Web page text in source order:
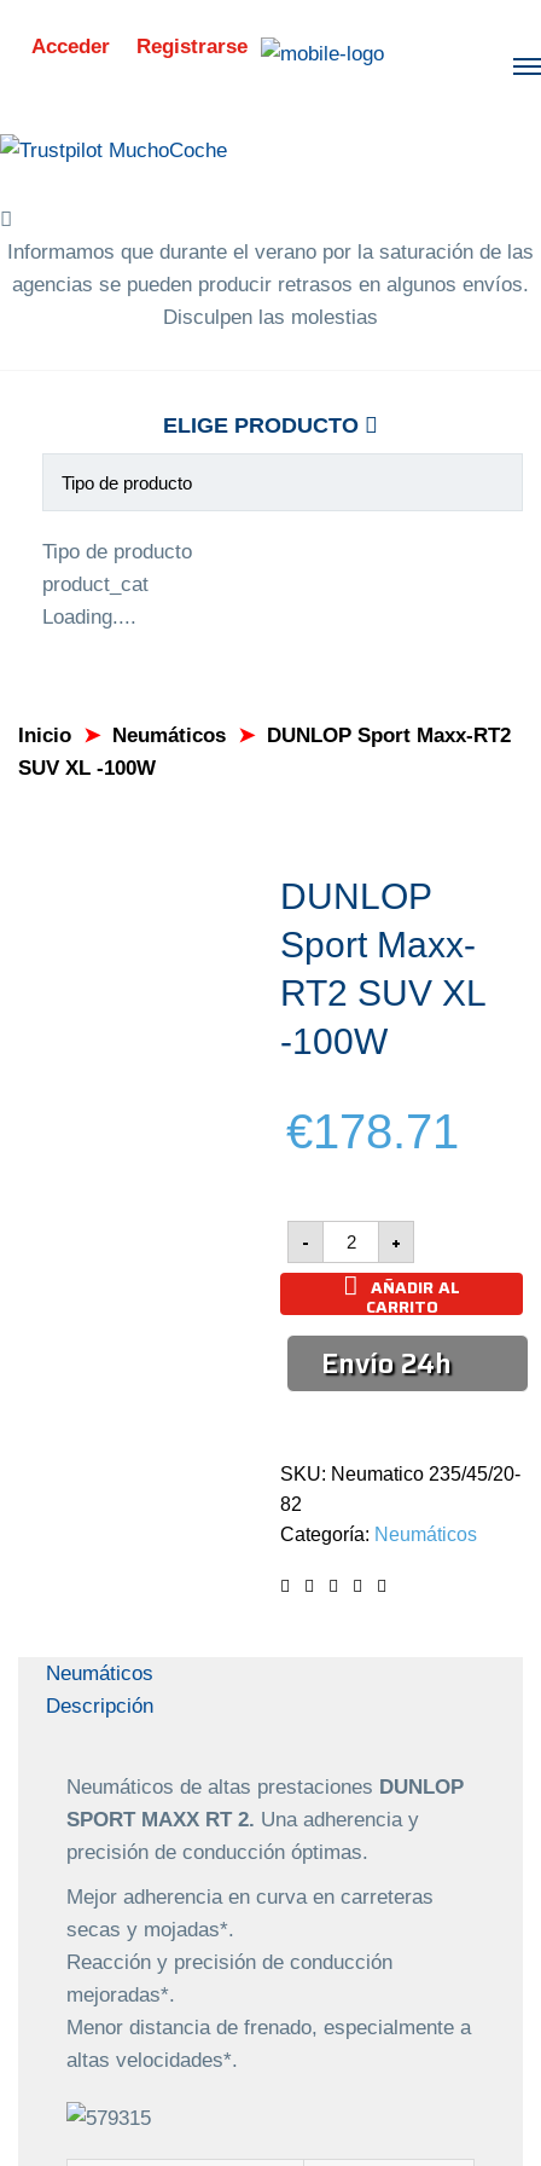
Acceder Registrarse
Informamos que durante el verano por la saturación de las
agencias se pueden producir retrasos en algunos envíos.
Disculpen las molestias
Inicio ➤ Neumáticos ➤
DUNLOP Sport Maxx-RT2
SUV XL -100W
DUNLOP
Sport Maxx-
RT2 SUV XL
-100W
€178.71
-
DUNLOP
Sport
Maxx-
RT2
SUV
XL
-100W
cantidad
+
AÑADIR AL
CARRITO
Envío 24h
SKU: Neumatico 235/45/20-
82
Categoría: Neumáticos
Neumáticos
Descripción
Neumáticos de altas prestaciones DUNLOP
SPORT MAXX RT 2. Una adherencia y
precisión de conducción óptimas.
Mejor adherencia en curva en carreteras
secas y mojadas*.
Reacción y precisión de conducción
mejoradas*.
Menor distancia de frenado, especialmente a
altas velocidades*.
ELIGE PRODUCTO
Tipo de producto
product_cat
Loading....